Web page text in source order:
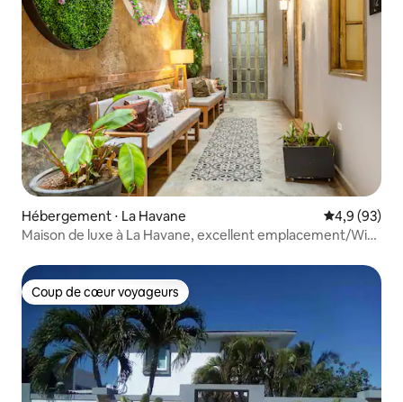
Hébergement ⋅ La Havane Évaluation
4,9 (93)
Maison de luxe à La Havane, excellent emplacement/Wi-
Coup de cœur voyageurs
Coup de cœur voyageurs